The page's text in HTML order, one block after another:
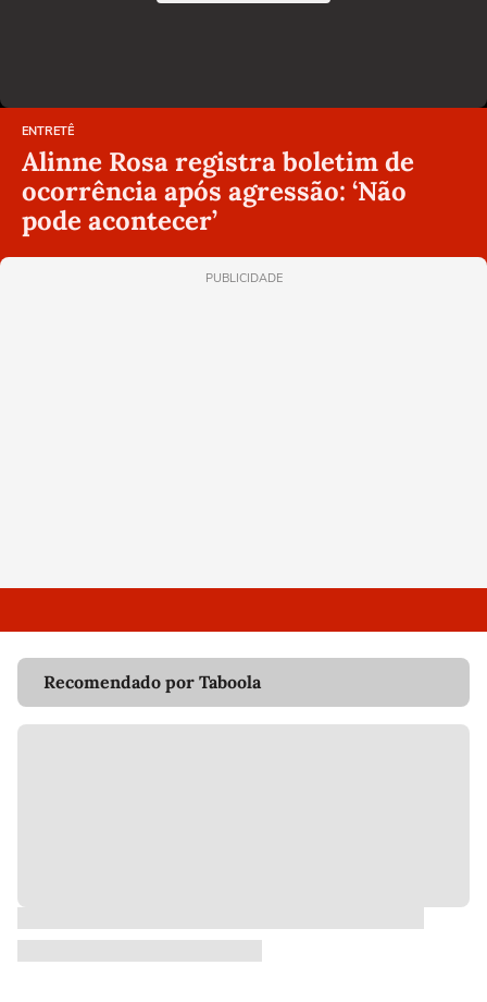
ENTRETÊ
Alinne Rosa registra boletim de
ocorrência após agressão: ‘Não
pode acontecer’
PUBLICIDADE
Recomendado por Taboola